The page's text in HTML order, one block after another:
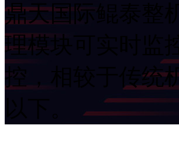
鼎天国际鲲泰整
理模块可实时监
控，相较于传